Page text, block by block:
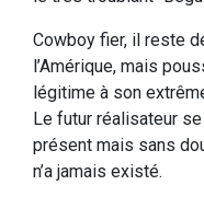
Cowboy fier, il reste
l’Amérique, mais
légitime à son
Le futur réalisateur
présent mais sans
n’a jamais existé.